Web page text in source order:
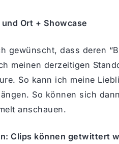
Ort + Showcase
gewünscht, dass deren
meinen derzeitigen
So kann ich meine
So können sich
anschauen.
Clips können getwittert